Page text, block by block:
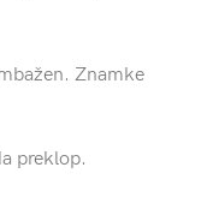
Znamke
preklop.